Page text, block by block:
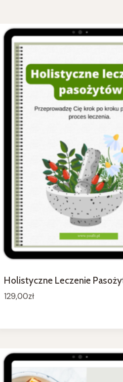
Holistyczne Leczenie
129,00zł